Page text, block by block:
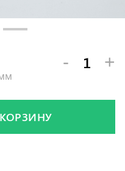
- +